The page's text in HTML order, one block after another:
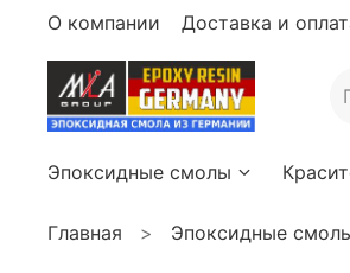
О компании Доставка и
Эпоксидные смолы
Главная Эпоксидные